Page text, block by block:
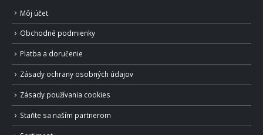
Môj účet
Obchodné podmienky
Platba a doručenie
Zásady ochrany osobných údajov
Zásady používania cookies
Staňte sa naším partnerom